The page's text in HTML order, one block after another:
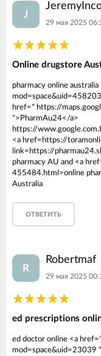
J
29 мая 2025
Online drugstore
pharmacy online
href=" https://
">PharmAu24</a>
https://
<a href=https://
link=https://
pharmacy AU and <a
455484.html>online
Australia
ОТВЕТИТЬ
R
Robertmaf
29 мая 2025
ed prescriptions
ed doctor online <a
mod=space&uid=23039